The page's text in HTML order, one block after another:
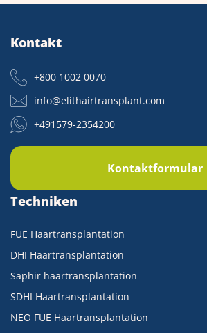
Kontakt
+800 1002 0070
info@elithairtransplant.com
+491579-2354200
Kontaktformular
Techniken
FUE Haartransplantation
DHI Haartransplantation
Saphir haartransplantation
SDHI Haartransplantation
NEO FUE Haartransplantation